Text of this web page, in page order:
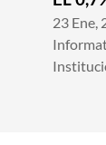
23 Ene,